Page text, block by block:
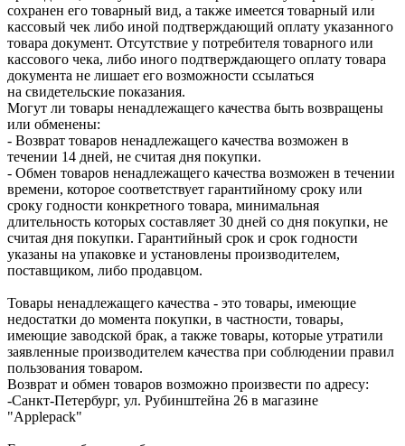
сохранен его товарный вид, а также имеется товарный или
кассовый чек либо иной подтверждающий оплату указанного
товара документ. Отсутствие у потребителя товарного или
кассового чека, либо иного подтверждающего оплату товара
документа не лишает его возможности ссылаться
на свидетельские показания.
Могут ли товары ненадлежащего качества быть возвращены
или обменены:
- Возврат товаров ненадлежащего качества возможен в
течении 14 дней, не считая дня покупки.
- Обмен товаров ненадлежащего качества возможен в течении
времени, которое соответствует гарантийному сроку или
сроку годности конкретного товара, минимальная
длительность которых составляет 30 дней со дня покупки, не
считая дня покупки. Гарантийный срок и срок годности
указаны на упаковке и установлены производителем,
поставщиком, либо продавцом.
Товары ненадлежащего качества - это товары, имеющие
недостатки до момента покупки, в частности, товары,
имеющие заводской брак, а также товары, которые утратили
заявленные производителем качества при соблюдении правил
пользования товаром.
Возврат и обмен товаров возможно произвести по адресу:
-Санкт-Петербург, ул. Рубинштейна 26 в магазине
"Applepack"